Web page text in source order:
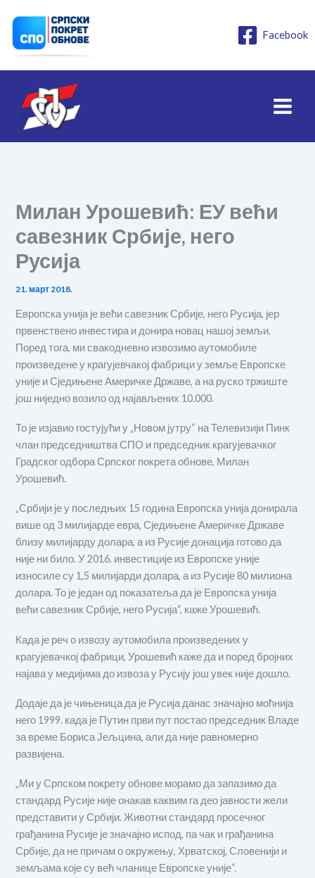
садржај
Facebook
Милан Урошевић: ЕУ већи
савезник Србије, него
Русија
21. март 2018.
Европска унија је већи савезник Србије, него Русија, јер
првенствено инвестира и донира новац нашој земљи.
Поред тога, ми свакодневно извозимо аутомобиле
произведене у крагујевчакој фабрици у земље Европске
уније и Сједињене Америчке Државе, а на руско тржиште
још ниједно возило од најављених 10.000.
То је изјавио гостујући у „Новом јутру“ на Телевизији Пинк
члан председништва СПО и председник крагујевачког
Градског одбора Српског покрета обнове, Милан
Урошевић.
„Србији је у последњих 15 година Европска унија донирала
више од 3 милијарде евра, Сједињене Америчке Државе
близу милијарду долара, а из Русије донација готово да
није ни било. У 2016. инвестиције из Европске уније
износиле су 1,5 милијарди долара, а из Русије 80 милиона
долара. То је један од показатеља да је Европска унија
већи савезник Србије, него Русија“, каже Урошевић.
Када је реч о извозу аутомобила произведених у
крагујевачкој фабрици, Урошевић каже да и поред бројних
најава у медијима до извоза у Русију још увек није дошло.
Додаје да је чињеница да је Русија данас значајно моћнија
него 1999. када је Путин први пут постао председник Владе
за време Бориса Јељцина, али да није равномерно
развијена.
„Ми у Српском покрету обнове морамо да запазимо да
стандард Русије није онакав каквим га део јавности жели
представити у Србији. Животни стандард просечног
грађанина Русије је значајно испод, па чак и грађанина
Србије, да не причам о окружењу, Хрватској, Словенији и
земљама које су већ чланице Европске уније“.